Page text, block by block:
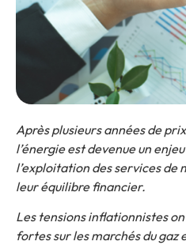
Après plusieurs années de
l’énergie est devenue un
l’exploitation des services
leur équilibre financier.
Les tensions inflationnistes
fortes sur les marchés du gaz